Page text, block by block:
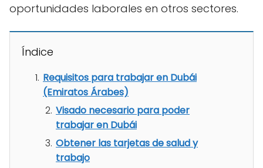
oportunidades laborales en otros sectores.
Índice
Requisitos para trabajar en Dubái
(Emiratos Árabes)
Visado necesario para poder
trabajar en Dubái
Obtener las tarjetas de salud y
trabajo